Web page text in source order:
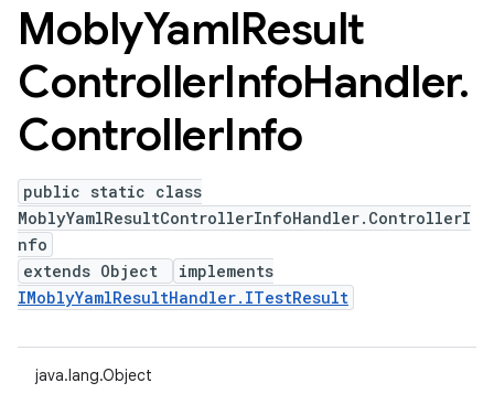
MoblyYamlResult
ControllerInfoHandler.
ControllerInfo
public static class
MoblyYamlResultControllerInfoHandler.ControllerI
nfo
extends Object
implements
IMoblyYamlResultHandler.ITestResult
java.lang.Object